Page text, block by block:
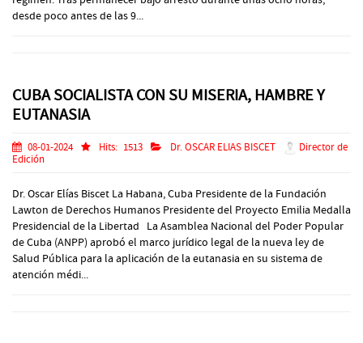
desde poco antes de las 9...
CUBA SOCIALISTA CON SU MISERIA, HAMBRE Y
EUTANASIA
08-01-2024 Hits: 1513 Dr. OSCAR ELIAS BISCET
Director de
Edición
Dr. Oscar Elías Biscet La Habana, Cuba Presidente de la Fundación
Lawton de Derechos Humanos Presidente del Proyecto Emilia Medalla
Presidencial de la Libertad La Asamblea Nacional del Poder Popular
de Cuba (ANPP) aprobó el marco jurídico legal de la nueva ley de
Salud Pública para la aplicación de la eutanasia en su sistema de
atención médi...